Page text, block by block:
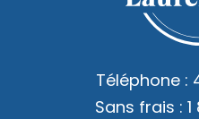
Téléphone :
Sans frais :